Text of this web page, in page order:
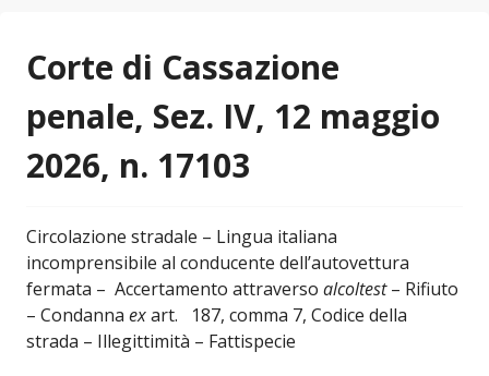
Corte di Cassazione
penale, Sez. IV, 12 maggio
2026, n. 17103
Circolazione stradale – Lingua italiana
incomprensibile al conducente dell’autovettura
fermata – Accertamento attraverso alcoltest– Rifiuto
– Condanna exart. 187, comma 7, Codice della
strada – Illegittimità – Fattispecie